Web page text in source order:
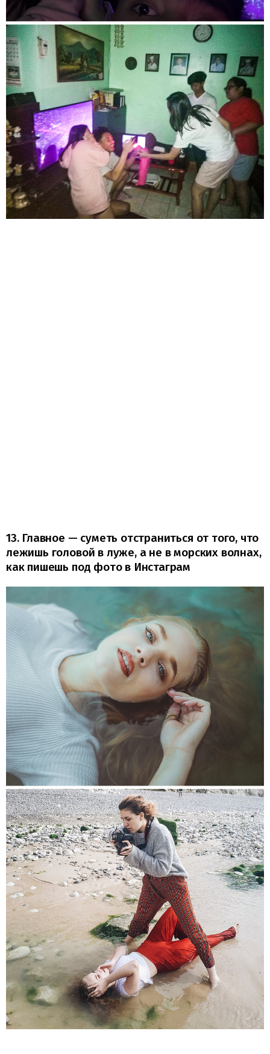
13. Главное — суметь отстраниться от того, что
лежишь головой в луже, а не в морских волнах,
как пишешь под фото в Инстаграм